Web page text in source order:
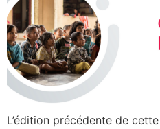
L’édition précédente de